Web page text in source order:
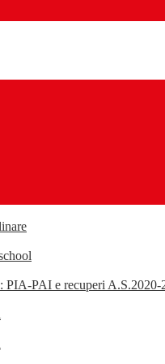
PIA-PAI e recuperi A.S.2020-